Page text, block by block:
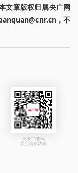
文章版权归属央广网
，不
长按二维码
关注精彩内容